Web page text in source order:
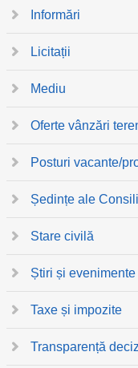
Informări
Licitații
Mediu
Oferte vânzări
Posturi vacante/
Ședințe ale
Stare civilă
Știri și evenimente
Taxe și impozite
Transparență